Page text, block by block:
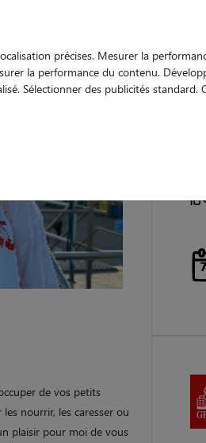
de vos petits
nourrir, les caresser ou
plaisir pour moi de vous
précises. Mesurer la
la performance du contenu.
Sélectionner des publicités